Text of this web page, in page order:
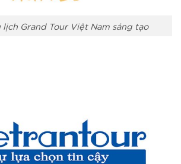
lịch Grand Tour Việt Nam sáng tạo